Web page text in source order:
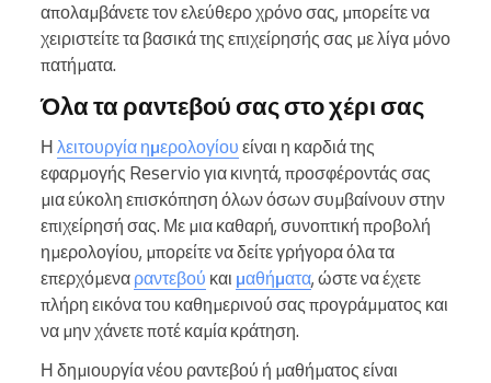
απολαμβάνετε τον ελεύθερο χρόνο σας, μπορείτε να
χειριστείτε τα βασικά της επιχείρησής σας με λίγα μόνο
πατήματα.
Όλα τα ραντεβού σας στο χέρι σας
Η λειτουργία ημερολογίου είναι η καρδιά της
εφαρμογής Reservio για κινητά, προσφέροντάς σας
μια εύκολη επισκόπηση όλων όσων συμβαίνουν στην
επιχείρησή σας. Με μια καθαρή, συνοπτική προβολή
ημερολογίου, μπορείτε να δείτε γρήγορα όλα τα
επερχόμενα ραντεβού και μαθήματα, ώστε να έχετε
πλήρη εικόνα του καθημερινού σας προγράμματος και
να μην χάνετε ποτέ καμία κράτηση.
Η δημιουργία νέου ραντεβού ή μαθήματος είναι